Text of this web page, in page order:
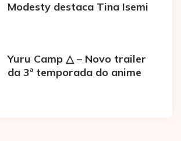
Modesty destaca Tina Isemi
Yuru Camp △ – Novo trailer
da 3ª temporada do anime